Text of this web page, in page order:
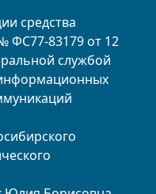
средства
ФС77-83179 от 12
службой